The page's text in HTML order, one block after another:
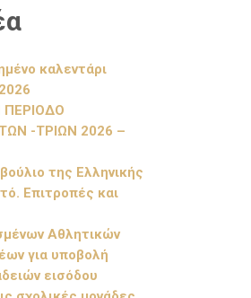
καλεντάρι
ΠΕΡΙΟΔΟ
-ΤΡΙΩΝ 2026 –
της Ελληνικής
Επιτροπές και
Αθλητικών
για υποβολή
εισόδου